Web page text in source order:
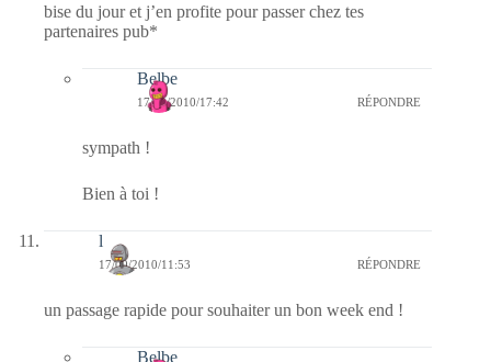
bise du jour et j’en profite pour passer chez tes
partenaires pub*
Belbe
17/09/2010/17:42 RÉPONDRE
sympath !
Bien à toi !
l
17/09/2010/11:53 RÉPONDRE
un passage rapide pour souhaiter un bon week end !
Belbe